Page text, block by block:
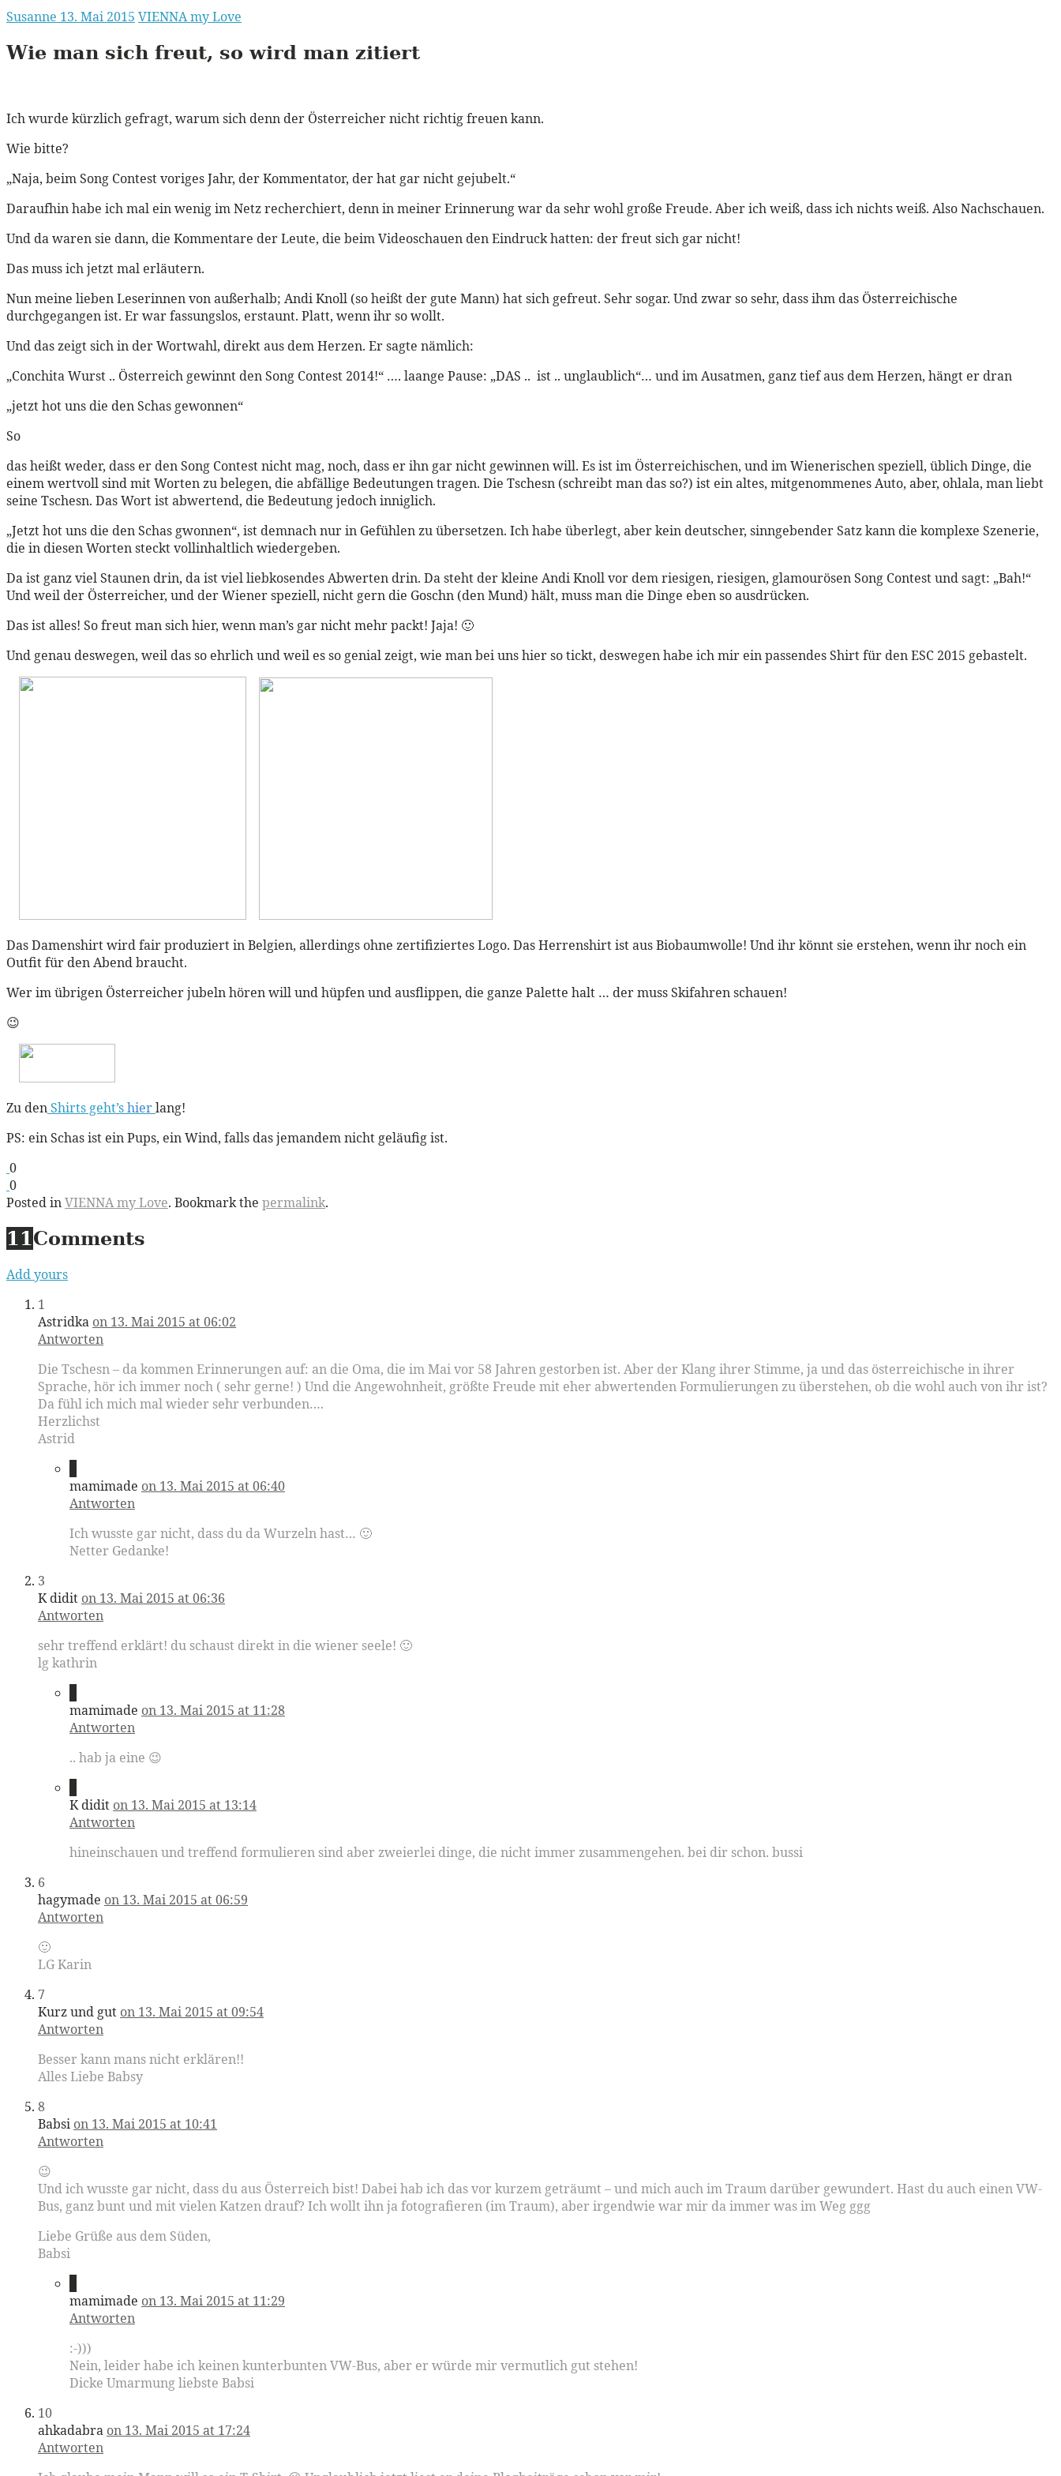
Susanne 13. Mai 2015 VIENNA my Love
Wie man sich freut, so wird man zitiert
Ich wurde kürzlich gefragt, warum sich denn der Österreicher nicht richtig freuen kann.
Wie bitte?
„Naja, beim Song Contest voriges Jahr, der Kommentator, der hat gar nicht gejubelt.“
Daraufhin habe ich mal ein wenig im Netz recherchiert, denn in meiner Erinnerung war da sehr wohl große Freude. Aber ich weiß, dass ich nichts weiß. Also Nachschauen.
Und da waren sie dann, die Kommentare der Leute, die beim Videoschauen den Eindruck hatten: der freut sich gar nicht!
Das muss ich jetzt mal erläutern.
Nun meine lieben Leserinnen von außerhalb; Andi Knoll (so heißt der gute Mann) hat sich gefreut. Sehr sogar. Und zwar so sehr, dass ihm das Österreichische
durchgegangen ist. Er war fassungslos, erstaunt. Platt, wenn ihr so wollt.
Und das zeigt sich in der Wortwahl, direkt aus dem Herzen. Er sagte nämlich:
„Conchita Wurst .. Österreich gewinnt den Song Contest 2014!“ …. laange Pause: „DAS .. ist .. unglaublich“… und im Ausatmen, ganz tief aus dem Herzen, hängt er dran
„jetzt hot uns die den Schas gewonnen“
So
das heißt weder, dass er den Song Contest nicht mag, noch, dass er ihn gar nicht gewinnen will. Es ist im Österreichischen, und im Wienerischen speziell, üblich Dinge, die
einem wertvoll sind mit Worten zu belegen, die abfällige Bedeutungen tragen. Die Tschesn (schreibt man das so?) ist ein altes, mitgenommenes Auto, aber, ohlala, man liebt
seine Tschesn. Das Wort ist abwertend, die Bedeutung jedoch inniglich.
„Jetzt hot uns die den Schas gwonnen“, ist demnach nur in Gefühlen zu übersetzen. Ich habe überlegt, aber kein deutscher, sinngebender Satz kann die komplexe Szenerie,
die in diesen Worten steckt vollinhaltlich wiedergeben.
Da ist ganz viel Staunen drin, da ist viel liebkosendes Abwerten drin. Da steht der kleine Andi Knoll vor dem riesigen, riesigen, glamourösen Song Contest und sagt: „Bah!“
Und weil der Österreicher, und der Wiener speziell, nicht gern die Goschn (den Mund) hält, muss man die Dinge eben so ausdrücken.
Das ist alles! So freut man sich hier, wenn man’s gar nicht mehr packt! Jaja! 🙂
Und genau deswegen, weil das so ehrlich und weil es so genial zeigt, wie man bei uns hier so tickt, deswegen habe ich mir ein passendes Shirt für den ESC 2015 gebastelt.
Das Damenshirt wird fair produziert in Belgien, allerdings ohne zertifiziertes Logo. Das Herrenshirt ist aus Biobaumwolle! Und ihr könnt sie erstehen, wenn ihr noch ein
Outfit für den Abend braucht.
Wer im übrigen Österreicher jubeln hören will und hüpfen und ausflippen, die ganze Palette halt … der muss Skifahren schauen!
😉
Zu denShirts geht’shierlang!
PS: ein Schas ist ein Pups, ein Wind, falls das jemandem nicht geläufig ist.
0
0
Posted inVIENNA my Love. Bookmark the permalink.
11 Comments
Add yours
1
Astridka on 13. Mai 2015 at 06:02
Antworten
Die Tschesn – da kommen Erinnerungen auf: an die Oma, die im Mai vor 58 Jahren gestorben ist. Aber der Klang ihrer Stimme, ja und das österreichische in ihrer
Sprache, hör ich immer noch ( sehr gerne! ) Und die Angewohnheit, größte Freude mit eher abwertenden Formulierungen zu überstehen, ob die wohl auch von ihr ist?
Da fühl ich mich mal wieder sehr verbunden….
Herzlichst
Astrid
mamimade on 13. Mai 2015 at 06:40
Antworten
Ich wusste gar nicht, dass du da Wurzeln hast… 🙂
Netter Gedanke!
3
K didit on 13. Mai 2015 at 06:36
Antworten
sehr treffend erklärt! du schaust direkt in die wiener seele! 🙂
lg kathrin
mamimade on 13. Mai 2015 at 11:28
Antworten
.. hab ja eine 😉
K didit on 13. Mai 2015 at 13:14
Antworten
hineinschauen und treffend formulieren sind aber zweierlei dinge, die nicht immer zusammengehen. bei dir schon. bussi
6
hagymade on 13. Mai 2015 at 06:59
Antworten
🙂
LG Karin
7
Kurz und gut on 13. Mai 2015 at 09:54
Antworten
Besser kann mans nicht erklären!!
Alles Liebe Babsy
8
Babsi on 13. Mai 2015 at 10:41
Antworten
😉
Und ich wusste gar nicht, dass du aus Österreich bist! Dabei hab ich das vor kurzem geträumt – und mich auch im Traum darüber gewundert. Hast du auch einen VW-
Bus, ganz bunt und mit vielen Katzen drauf? Ich wollt ihn ja fotografieren (im Traum), aber irgendwie war mir da immer was im Weg ggg
Liebe Grüße aus dem Süden,
Babsi
mamimade on 13. Mai 2015 at 11:29
Antworten
:-)))
Nein, leider habe ich keinen kunterbunten VW-Bus, aber er würde mir vermutlich gut stehen!
Dicke Umarmung liebste Babsi
10
ahkadabra on 13. Mai 2015 at 17:24
Antworten